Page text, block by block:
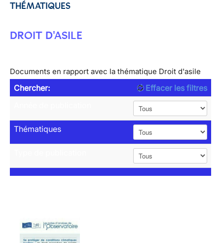
THÉMATIQUES
DROIT D'ASILE
Documents en rapport avec la thématique Droit d'asile
Chercher:
Effacer les filtres
Thématiques